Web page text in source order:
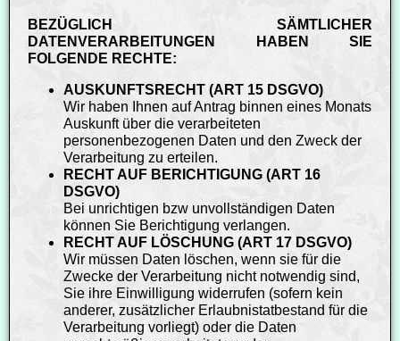
BEZÜGLICH SÄMTLICHER
DATENVERARBEITUNGEN HABEN SIE
FOLGENDE RECHTE:
AUSKUNFTSRECHT (ART 15 DSGVO)
Wir haben Ihnen auf Antrag binnen eines Monats
Auskunft über die verarbeiteten
personenbezogenen Daten und den Zweck der
Verarbeitung zu erteilen.
RECHT AUF BERICHTIGUNG (ART 16
DSGVO)
Bei unrichtigen bzw unvollständigen Daten
können Sie Berichtigung verlangen.
RECHT AUF LÖSCHUNG (ART 17 DSGVO)
Wir müssen Daten löschen, wenn sie für die
Zwecke der Verarbeitung nicht notwendig sind,
Sie ihre Einwilligung widerrufen (sofern kein
anderer, zusätzlicher Erlaubnistatbestand für die
Verarbeitung vorliegt) oder die Daten